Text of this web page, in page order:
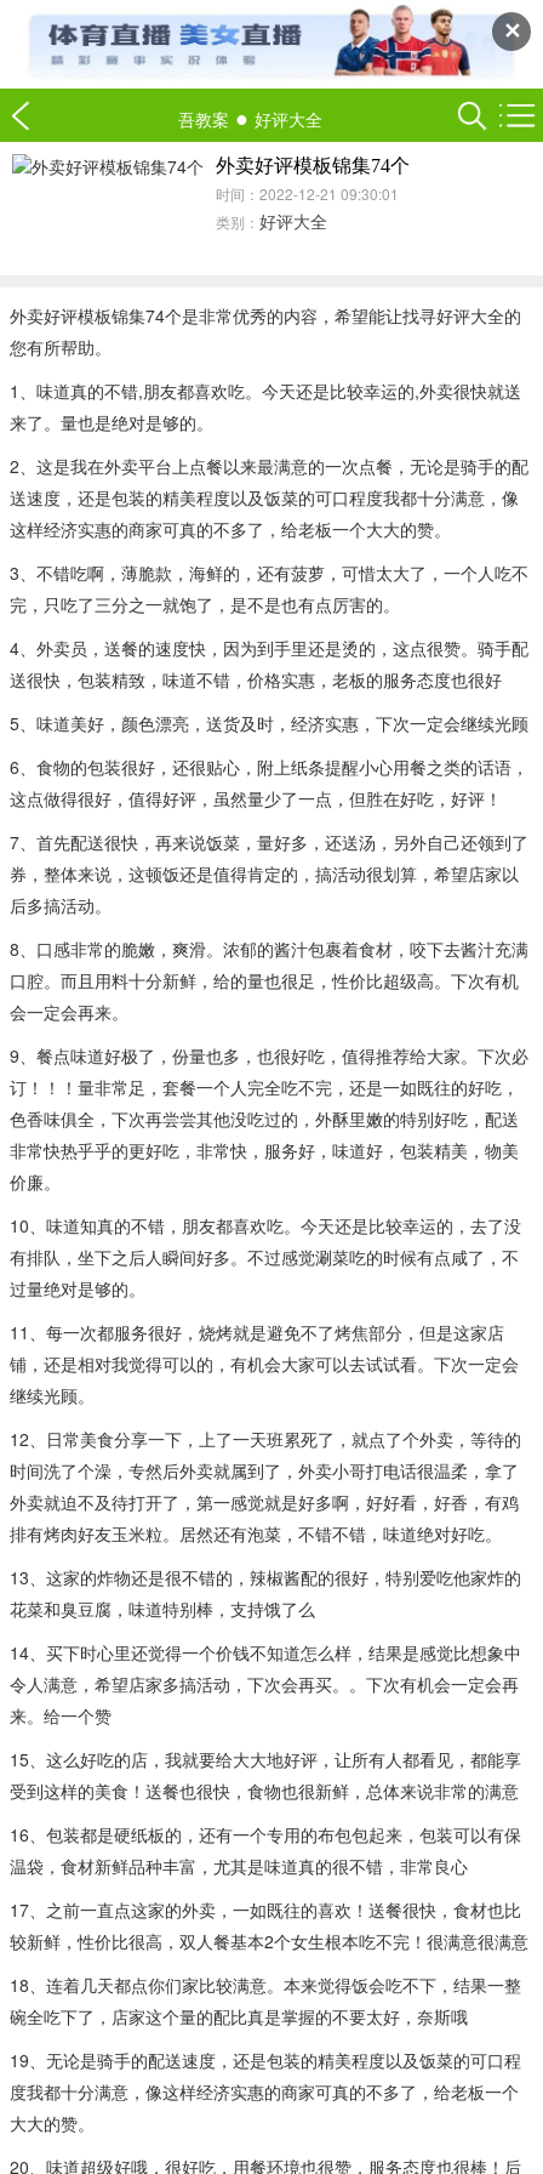
✕
吾教案 ● 好评大全
外卖好评模板锦集74个
时间：2022-12-21 09:30:01
类别： 好评大全
外卖好评模板锦集74个是非常优秀的内容，希望能让找寻好评大全的
您有所帮助。
1、味道真的不错,朋友都喜欢吃。今天还是比较幸运的,外卖很快就送
来了。量也是绝对是够的。
2、这是我在外卖平台上点餐以来最满意的一次点餐，无论是骑手的配
送速度，还是包装的精美程度以及饭菜的可口程度我都十分满意，像
这样经济实惠的商家可真的不多了，给老板一个大大的赞。
3、不错吃啊，薄脆款，海鲜的，还有菠萝，可惜太大了，一个人吃不
完，只吃了三分之一就饱了，是不是也有点厉害的。
4、外卖员，送餐的速度快，因为到手里还是烫的，这点很赞。骑手配
送很快，包装精致，味道不错，价格实惠，老板的服务态度也很好
5、味道美好，颜色漂亮，送货及时，经济实惠，下次一定会继续光顾
6、食物的包装很好，还很贴心，附上纸条提醒小心用餐之类的话语，
这点做得很好，值得好评，虽然量少了一点，但胜在好吃，好评！
7、首先配送很快，再来说饭菜，量好多，还送汤，另外自己还领到了
券，整体来说，这顿饭还是值得肯定的，搞活动很划算，希望店家以
后多搞活动。
8、口感非常的脆嫩，爽滑。浓郁的酱汁包裹着食材，咬下去酱汁充满
口腔。而且用料十分新鲜，给的量也很足，性价比超级高。下次有机
会一定会再来。
9、餐点味道好极了，份量也多，也很好吃，值得推荐给大家。下次必
订！！！量非常足，套餐一个人完全吃不完，还是一如既往的好吃，
色香味俱全，下次再尝尝其他没吃过的，外酥里嫩的特别好吃，配送
非常快热乎乎的更好吃，非常快，服务好，味道好，包装精美，物美
价廉。
10、味道知真的不错，朋友都喜欢吃。今天还是比较幸运的，去了没
有排队，坐下之后人瞬间好多。不过感觉涮菜吃的时候有点咸了，不
过量绝对是够的。
11、每一次都服务很好，烧烤就是避免不了烤焦部分，但是这家店
铺，还是相对我觉得可以的，有机会大家可以去试试看。下次一定会
继续光顾。
12、日常美食分享一下，上了一天班累死了，就点了个外卖，等待的
时间洗了个澡，专然后外卖就属到了，外卖小哥打电话很温柔，拿了
外卖就迫不及待打开了，第一感觉就是好多啊，好好看，好香，有鸡
排有烤肉好友玉米粒。居然还有泡菜，不错不错，味道绝对好吃。
13、这家的炸物还是很不错的，辣椒酱配的很好，特别爱吃他家炸的
花菜和臭豆腐，味道特别棒，支持饿了么
14、买下时心里还觉得一个价钱不知道怎么样，结果是感觉比想象中
令人满意，希望店家多搞活动，下次会再买。。下次有机会一定会再
来。给一个赞
15、这么好吃的店，我就要给大大地好评，让所有人都看见，都能享
受到这样的美食！送餐也很快，食物也很新鲜，总体来说非常的满意
16、包装都是硬纸板的，还有一个专用的布包包起来，包装可以有保
温袋，食材新鲜品种丰富，尤其是味道真的很不错，非常良心
17、之前一直点这家的外卖，一如既往的喜欢！送餐很快，食材也比
较新鲜，性价比很高，双人餐基本2个女生根本吃不完！很满意很满意
18、连着几天都点你们家比较满意。本来觉得饭会吃不下，结果一整
碗全吃下了，店家这个量的配比真是掌握的不要太好，奈斯哦
19、无论是骑手的配送速度，还是包装的精美程度以及饭菜的可口程
度我都十分满意，像这样经济实惠的商家可真的不多了，给老板一个
大大的赞。
20、味道超级好哦，很好吃，用餐环境也很赞，服务态度也很棒！后